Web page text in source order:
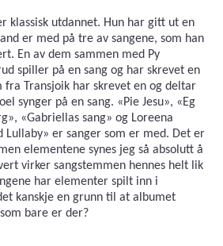
klassisk utdannet. Hun har gitt ut en
er med på tre av sangene, som han
En av dem sammen med Py
spiller på en sang og har skrevet en
fra Transjoik har skrevet en og deltar
synger på en sang. «Pie Jesu», «Eg
«Gabriellas sang» og Loreena
Lullaby» er sanger som er med. Det er
elementene synes jeg så absolutt å
virker sangstemmen hennes helt lik
har elementer spilt inn i
kanskje en grunn til at albumet
bare er der?